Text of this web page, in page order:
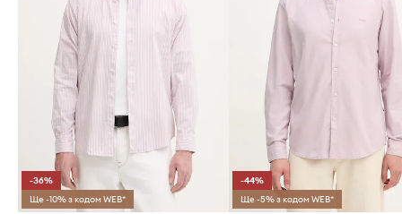
-36%
Ще -10% з кодом WEB*
-44%
Ще -5% з кодом WEB*